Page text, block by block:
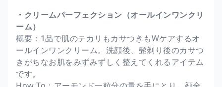
・クリームパーフェクション（オールインワンクリ
ーム）
概要：1品で肌のテカリもカサつきもWケアするオ
ールインワンクリーム。洗顔後、髭剃り後のカサつ
きがちなお肌をみずみずしく整えてくれるアイテム
です。